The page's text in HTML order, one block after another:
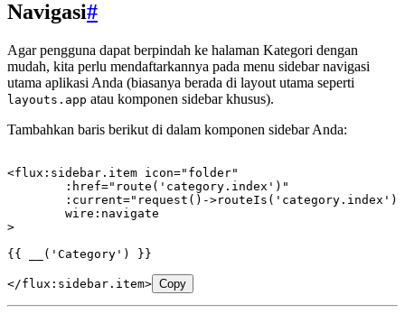
Navigasi#
Agar pengguna dapat berpindah ke halaman Kategori dengan
mudah, kita perlu mendaftarkannya pada menu sidebar navigasi
utama aplikasi Anda (biasanya berada di layout utama seperti
layouts.app atau komponen sidebar khusus).
Tambahkan baris berikut di dalam komponen sidebar Anda:
<flux : sidebar . item icon="folder"
	:
href="route('category.index')"
	:
current="request()->routeIs('category.index')"
	wire
: navigate
>
{{
( 'Category' ) }}
</flux : sidebar . item> Copy